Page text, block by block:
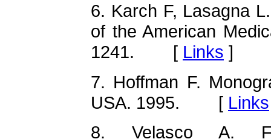
6. Karch F, Lasagna
of the American
1241. [ Links ]
7. Hoffman F.
USA. 1995. [ Links
8. Velasco A.